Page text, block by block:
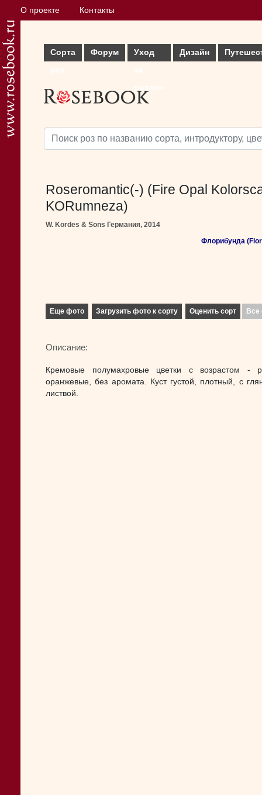
О проекте Контакты
Сорта
Форум
Уход
Дизайн
Roseromantic(-) (Fire Opal
KORumneza)
W. Kordes & Sons Германия, 2014
Флорибунда
Еще фото Загрузить фото к сорту Оценить сорт Все
Описание:
Кремовые полумахровые цветки с возрастом -
оранжевые, без аромата. Куст густой, плотный, с
листвой.